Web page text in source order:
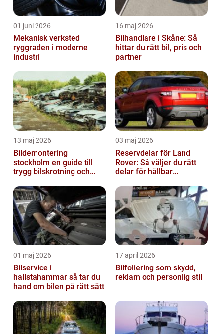
01 juni 2026
Mekanisk verksted
ryggraden i moderne
industri
16 maj 2026
Bilhandlare i Skåne: Så
hittar du rätt bil, pris och
partner
13 maj 2026
Bildemontering
stockholm en guide till
trygg bilskrotning och
03 maj 2026
Reservdelar för Land
Rover: Så väljer du rätt
delar för hållbar
01 maj 2026
Bilservice i
hallstahammar så tar du
hand om bilen på rätt sätt
17 april 2026
Bilfoliering som skydd,
reklam och personlig stil